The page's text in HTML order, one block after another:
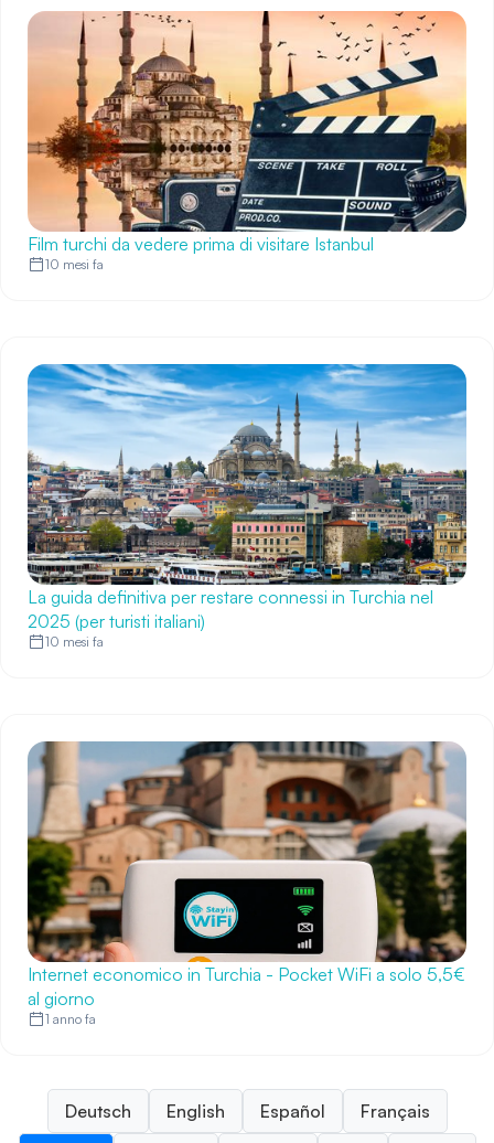
Film turchi da vedere prima di visitare Istanbul
10 mesi fa
La guida definitiva per restare connessi in Turchia nel
2025 (per turisti italiani)
10 mesi fa
Internet economico in Turchia - Pocket WiFi a solo 5,5€
al giorno
1 anno fa
Deutsch English Español
Français